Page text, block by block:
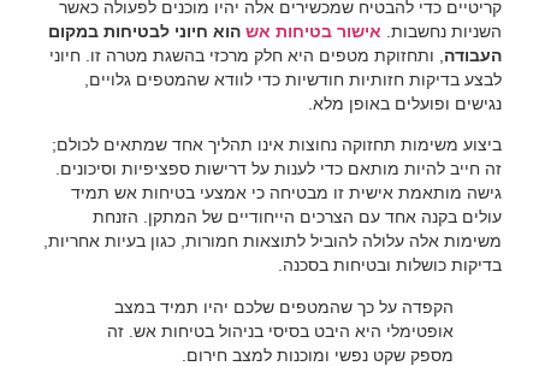
קריטיים כדי להבטיח שמכשירים אלה יהיו מוכנים לפעולה כאשר
השניות נחשבות. ‏ ‏אישור בטיחות אש‏ ‏ הוא חיוני לבטיחות במקום
העבודה‏ ‏, ותחזוקת מטפים היא חלק מרכזי בהשגת מטרה זו. חיוני
לבצע בדיקות חזותיות חודשיות כדי לוודא שהמטפים גלויים,
נגישים ופועלים באופן מלא.‏
‏ביצוע משימות תחזוקה נחוצות אינו תהליך אחד שמתאים לכולם;
זה חייב להיות מותאם כדי לענות על דרישות ספציפיות וסיכונים.
גישה מותאמת אישית זו מבטיחה כי אמצעי בטיחות אש תמיד
עולים בקנה אחד עם הצרכים הייחודיים של המתקן. הזנחת
משימות אלה עלולה להוביל לתוצאות חמורות, כגון בעיות אחריות,
בדיקות כושלות ובטיחות בסכנה.‏
‏הקפדה על כך שהמטפים שלכם יהיו תמיד במצב
אופטימלי היא היבט בסיסי בניהול בטיחות אש. זה
מספק שקט נפשי ומוכנות למצב חירום.‏